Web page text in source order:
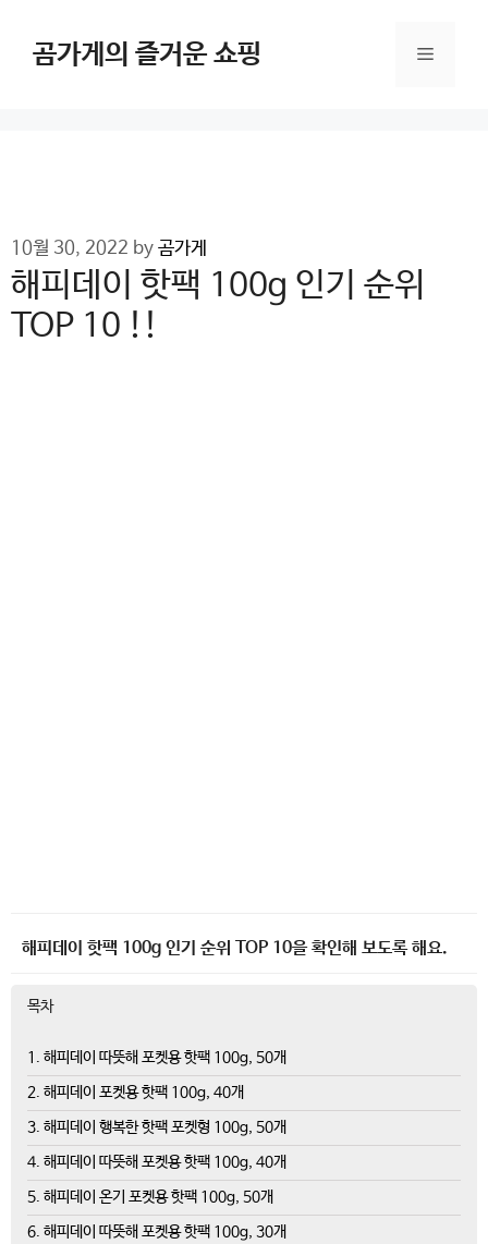
content곰가게의 즐거운 쇼핑 Menu
10월 30, 2022 by 곰가게
해피데이 핫팩 100g 인기 순위
TOP 10 !!
해피데이 핫팩 100g 인기 순위 TOP 10을 확인해 보도록 해요.
목차
1. 해피데이 따뜻해 포켓용 핫팩 100g, 50개
2. 해피데이 포켓용 핫팩 100g, 40개
3. 해피데이 행복한 핫팩 포켓형 100g, 50개
4. 해피데이 따뜻해 포켓용 핫팩 100g, 40개
5. 해피데이 온기 포켓용 핫팩 100g, 50개
6. 해피데이 따뜻해 포켓용 핫팩 100g, 30개